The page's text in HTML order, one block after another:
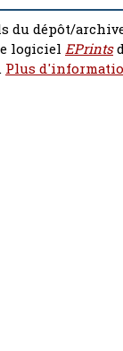
du dépôt/
logiciel EPrints
Plus